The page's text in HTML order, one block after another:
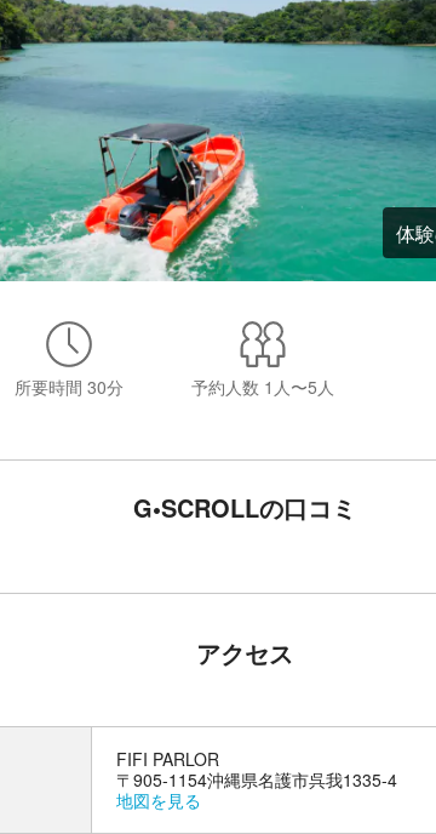
体
所要時間 30分 予約人数 1人〜5人
G•SCROLLの口コミ
アクセス
FIFI PARLOR
〒905-1154沖縄県名護市呉我1335-4
地図を見る